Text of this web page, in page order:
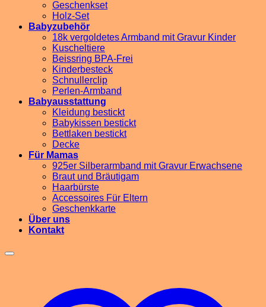
Geschenkset
Holz-Set
Babyzubehör
18k vergoldetes Armband mit Gravur Kinder
Kuscheltiere
Beissring BPA-Frei
Kinderbesteck
Schnullerclip
Perlen-Armband
Babyausstattung
Kleidung bestickt
Babykissen bestickt
Bettlaken bestickt
Decke
Für Mamas
925er Silberarmband mit Gravur Erwachsene
Braut und Bräutigam
Haarbürste
Accessoires Für Eltern
Geschenkkarte
Über uns
Kontakt